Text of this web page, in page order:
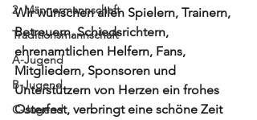
2. Männermannschaft
Traditionsmannschaft
A-Jugend
B-Jugend
C-Jugend
Wir wünschen allen Spielern, Trainern,
Betreuern, Schiedsrichtern,
ehrenamtlichen Helfern, Fans,
Mitgliedern, Sponsoren und
Unterstützern von Herzen ein frohes
Osterfest, verbringt eine schöne Zeit